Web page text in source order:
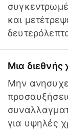
και
Μια
Μην
για υψηλές